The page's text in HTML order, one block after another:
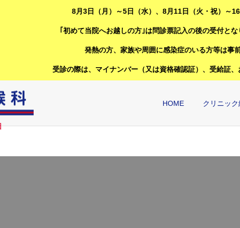
8月3日（月）～5日（水）、8月11日（火・祝）～16
｢初めて当院へお越しの方｣は問診票記入の後の受付とな
発熱の方、家族や周囲に感染症のいる方等は事
受診の際は、マイナンバー（又は資格確認証）、受給証、
HOME クリニッ